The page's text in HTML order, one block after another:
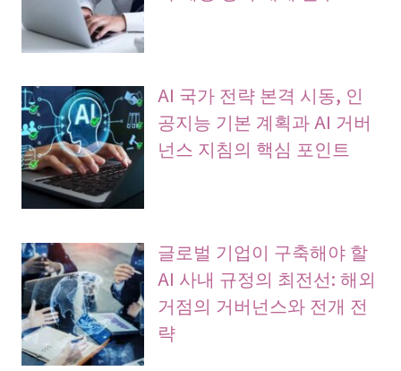
AI 국가 전략 본격 시동, 인
공지능 기본 계획과 AI 거버
넌스 지침의 핵심 포인트
글로벌 기업이 구축해야 할
AI 사내 규정의 최전선: 해외
거점의 거버넌스와 전개 전
략